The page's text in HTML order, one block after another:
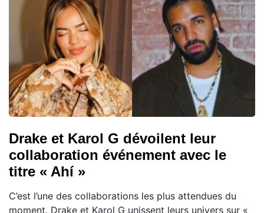
Drake et Karol G dévoilent leur
collaboration événement avec le
titre « Ahí »
C’est l’une des collaborations les plus attendues du
moment. Drake et Karol G unissent leurs univers sur «